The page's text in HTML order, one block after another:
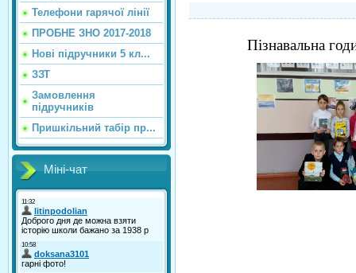
Телефони гарячої лінії
ПРОБНЕ ЗНО 2017-2018
Нові підручники 5 кл...
ЗЗТ
Замовлення
підручників
Пришкільний табір пр...
Міні-чат
Пізнавальна